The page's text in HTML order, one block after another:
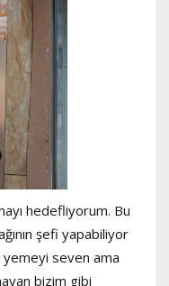
hedefliyorum. Bu
şefi yapabiliyor
yemeyi seven ama
bizim gibi